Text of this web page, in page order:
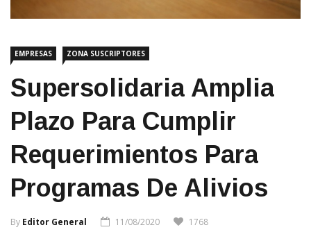
EMPRESAS ZONA SUSCRIPTORES
Supersolidaria Amplia
Plazo Para Cumplir
Requerimientos Para
Programas De Alivios
By Editor General 11/08/2020 1768